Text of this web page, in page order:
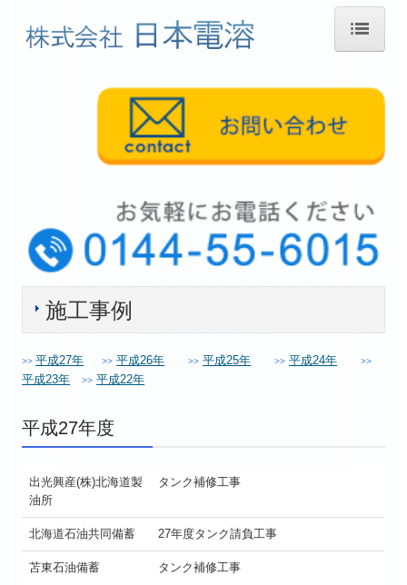
採用情報
交通案内
お問い合せ
施工事例
>>平成27年 >> 平成26年 >> 平成25年 >> 平成24年 >>
平成23年 >> 平成22年
平成27年度
出光興産(株)北海道製
油所
タンク補修工事
北海道石油共同備蓄 27年度タンク請負工事
苫東石油備蓄 タンク補修工事